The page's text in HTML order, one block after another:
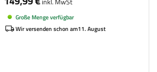
Große Menge verfügbar
Wir versenden schon am11. August